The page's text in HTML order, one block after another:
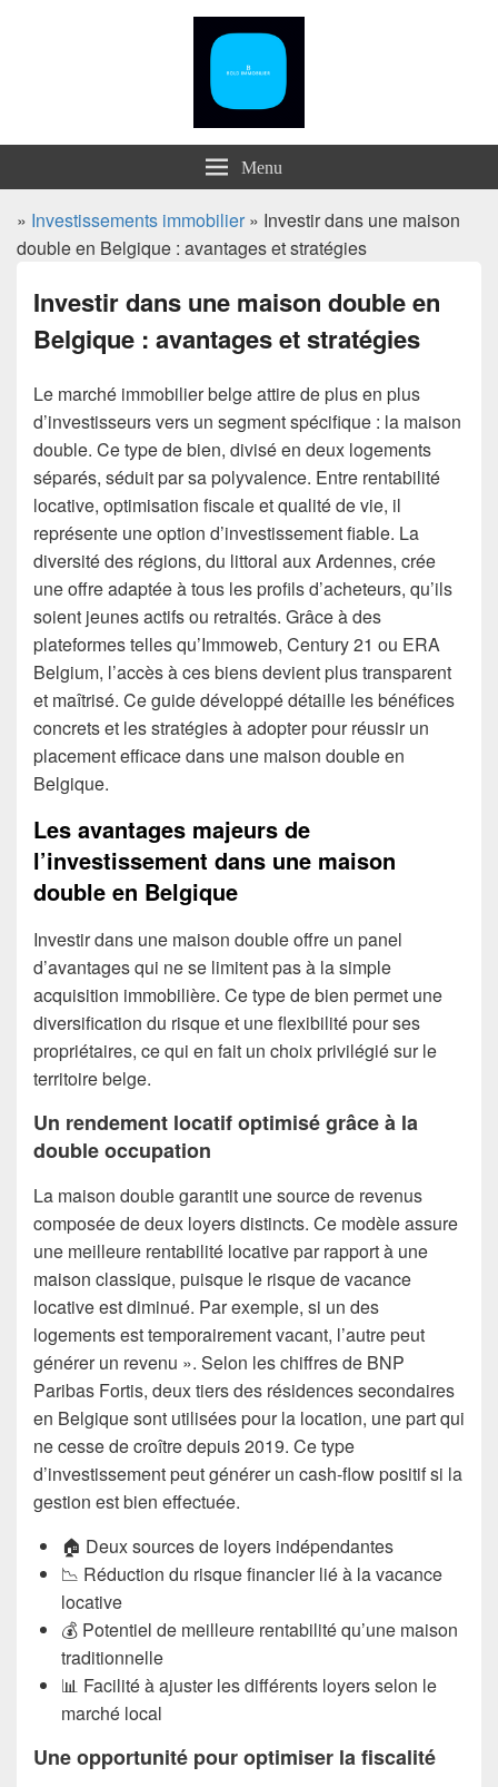
Menu
» Investissements immobilier » Investir dans une maison
double en Belgique : avantages et stratégies
Investir dans une maison double en
Belgique : avantages et stratégies
Le marché immobilier belge attire de plus en plus
d’investisseurs vers un segment spécifique : la maison
double. Ce type de bien, divisé en deux logements
séparés, séduit par sa polyvalence. Entre rentabilité
locative, optimisation fiscale et qualité de vie, il
représente une option d’investissement fiable. La
diversité des régions, du littoral aux Ardennes, crée
une offre adaptée à tous les profils d’acheteurs, qu’ils
soient jeunes actifs ou retraités. Grâce à des
plateformes telles qu’Immoweb, Century 21 ou ERA
Belgium, l’accès à ces biens devient plus transparent
et maîtrisé. Ce guide développé détaille les bénéfices
concrets et les stratégies à adopter pour réussir un
placement efficace dans une maison double en
Belgique.
Les avantages majeurs de
l’investissement dans une maison
double en Belgique
Investir dans une maison double offre un panel
d’avantages qui ne se limitent pas à la simple
acquisition immobilière. Ce type de bien permet une
diversification du risque et une flexibilité pour ses
propriétaires, ce qui en fait un choix privilégié sur le
territoire belge.
Un rendement locatif optimisé grâce à la
double occupation
La maison double garantit une source de revenus
composée de deux loyers distincts. Ce modèle assure
une meilleure rentabilité locative par rapport à une
maison classique, puisque le risque de vacance
locative est diminué. Par exemple, si un des
logements est temporairement vacant, l’autre peut
générer un revenu ». Selon les chiffres de BNP
Paribas Fortis, deux tiers des résidences secondaires
en Belgique sont utilisées pour la location, une part qui
ne cesse de croître depuis 2019. Ce type
d’investissement peut générer un cash-flow positif si la
gestion est bien effectuée.
🏠 Deux sources de loyers indépendantes
📉 Réduction du risque financier lié à la vacance
locative
💰 Potentiel de meilleure rentabilité qu’une maison
traditionnelle
📊 Facilité à ajuster les différents loyers selon le
marché local
Une opportunité pour optimiser la fiscalité